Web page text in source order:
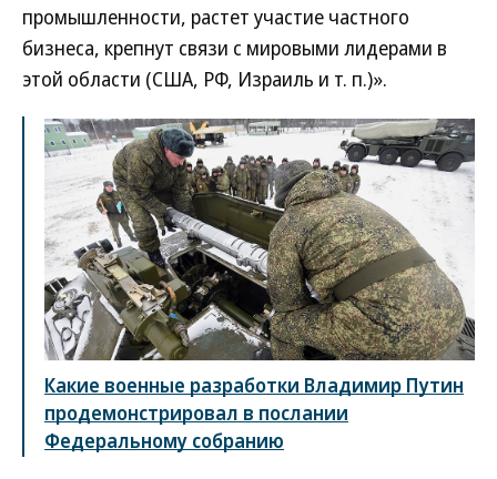
промышленности, растет участие частного
бизнеса, крепнут связи с мировыми лидерами в
этой области (США, РФ, Израиль и т. п.)».
Какие военные разработки Владимир Путин
продемонстрировал в послании
Федеральному собранию